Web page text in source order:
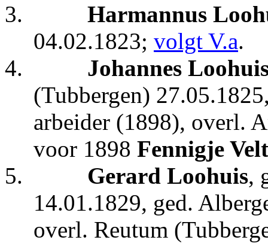
3.
Harmannus
04.02.1823; volgt V.a.
4.
Johannes
(Tubbergen)
arbeider (1898), overl.
voor 1898 Fennigje
5.
Gerard Loohuis,
14.01.1829, ged.
overl. Reutum